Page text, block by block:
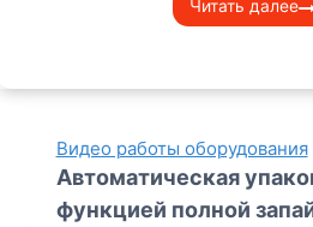
Читать далее
Видео работы оборудования
Автоматическая
функцией полной